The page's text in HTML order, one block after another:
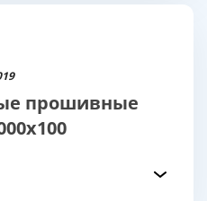
прошивные